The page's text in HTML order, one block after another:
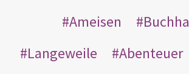
Ameisen
Langeweile
Abenteuer